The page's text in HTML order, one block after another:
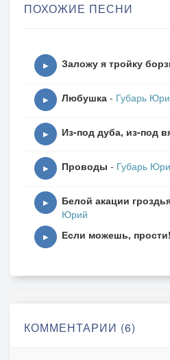
Под этот вальс в краю
Под этот вальс ловили мы
Под этот вальс грустили
В лесу прифронтовом,
И каждый слушал и молчал
О чем-то дорогом.
Пусть свет и радость
ПОХОЖИЕ ПЕСНИ
▶ Заложу я тройку
▶ Любушка - Губарь
▶ Из-под дуба, из-под
▶ Проводы - Губарь
▶ Белой акации
Юрий
▶ Если можешь, прости!
КОММЕНТАРИИ (6)